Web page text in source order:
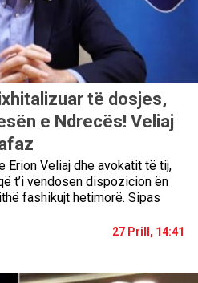
të dosjes,
e Ndrecës! Veliaj
Erion Veliaj dhe avokatit të tij,
t’i vendosen dispozicion ën
fashikujt hetimorë. Sipas
27 Prill, 14:41